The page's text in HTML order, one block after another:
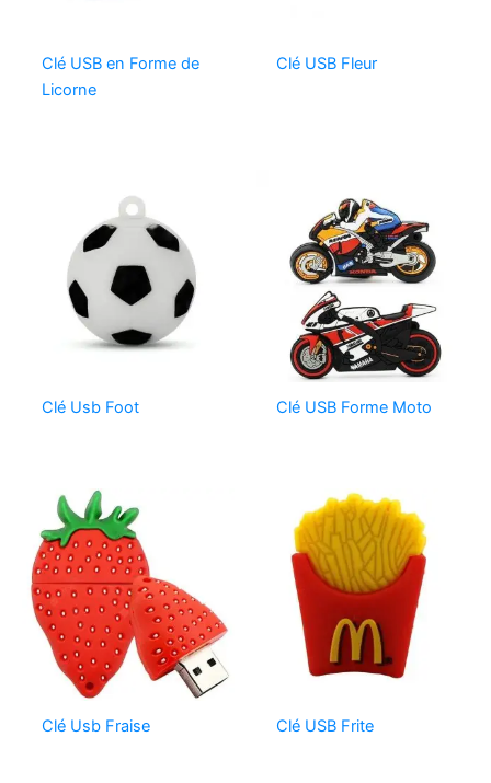
Clé USB en Forme de
Licorne
Clé USB Fleur
Clé Usb Foot Clé USB Forme Moto
Clé Usb Fraise Clé USB Frite